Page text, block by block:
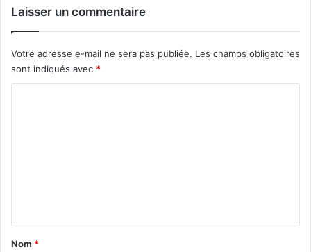
Laisser un commentaire
Votre adresse e-mail ne sera pas publiée. Les champs obligatoires
sont indiqués avec *
a
Nom *